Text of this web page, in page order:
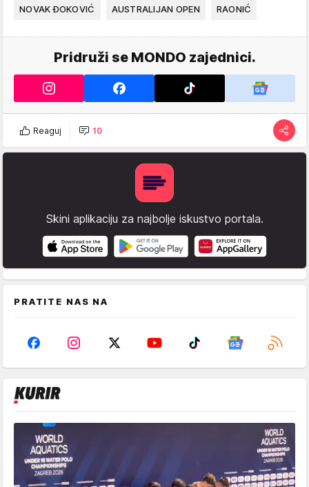
NOVAK ĐOKOVIĆ AUSTRALIJAN OPEN RAONIĆ
Pridruži se MONDO zajednici.
Reaguj 10
Skini aplikaciju za najbolje iskustvo portala.
PRATITE NAS NA